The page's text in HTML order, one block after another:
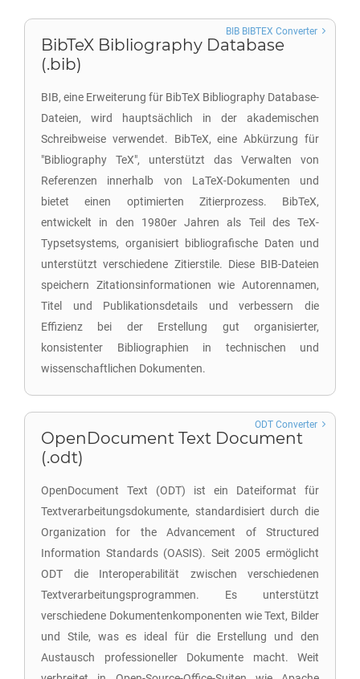
BibTeX Bibliography Database
(.bib)
BIB, eine Erweiterung für BibTeX Bibliography Database-
Dateien, wird hauptsächlich in der akademischen
Schreibweise verwendet. BibTeX, eine Abkürzung für
"Bibliography TeX", unterstützt das Verwalten von
Referenzen innerhalb von LaTeX-Dokumenten und
bietet einen optimierten Zitierprozess. BibTeX,
entwickelt in den 1980er Jahren als Teil des TeX-
Typsetsystems, organisiert bibliografische Daten und
unterstützt verschiedene Zitierstile. Diese BIB-Dateien
speichern Zitationsinformationen wie Autorennamen,
Titel und Publikationsdetails und verbessern die
Effizienz bei der Erstellung gut organisierter,
konsistenter Bibliographien in technischen und
wissenschaftlichen Dokumenten.
BIB BIBTEX Converter
OpenDocument Text Document
(.odt)
OpenDocument Text (ODT) ist ein Dateiformat für
Textverarbeitungsdokumente, standardisiert durch die
Organization for the Advancement of Structured
Information Standards (OASIS). Seit 2005 ermöglicht
ODT die Interoperabilität zwischen verschiedenen
Textverarbeitungsprogrammen. Es unterstützt
verschiedene Dokumentenkomponenten wie Text, Bilder
und Stile, was es ideal für die Erstellung und den
Austausch professioneller Dokumente macht. Weit
ODT Converter